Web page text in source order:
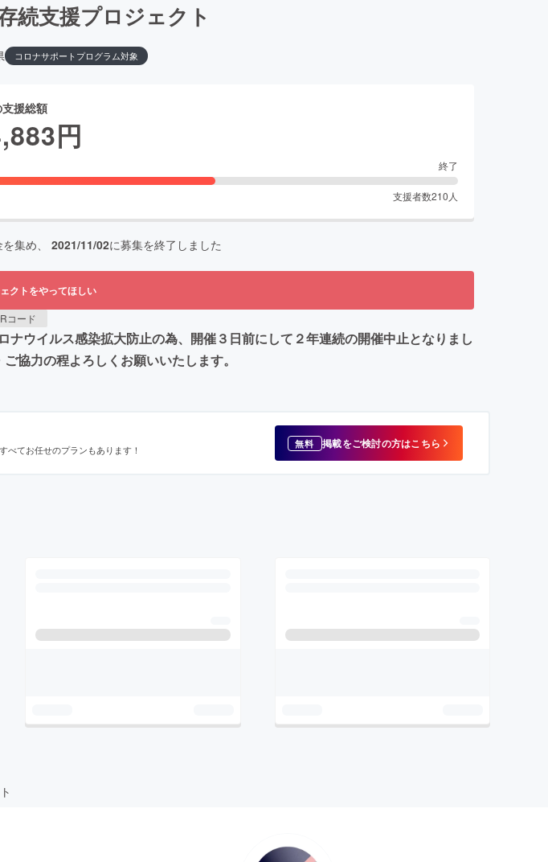
続支援プロジェクト
コロナサポートプログラム対象
援総額
円
終了
支援者数210 人
集め、 2021/11/02に募集を終了しました
クトをやってほしい
コード
ウイルス感染拡大防止の為、開催３日前にして２年連続の開催中止となりまし
協力の程よろしくお願いいたします。
べてお任せのプランもあります！ 無料 掲載をご検討の方はこちら